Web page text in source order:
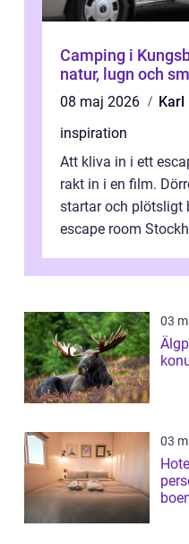
Camping i
natur, lugn och
08 maj 2026
Karl
inspiration
Att kliva in i ett
rakt in i en film.
startar och plötsligt
escape room
03
Älgpark Nära
03
Hotell